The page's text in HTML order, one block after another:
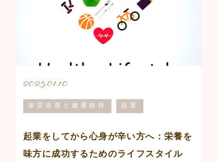
2025.01.10
体質改善と健康維持 起業
起業をしてから心身が辛い方へ：栄養を
味方に成功するためのライフスタイル